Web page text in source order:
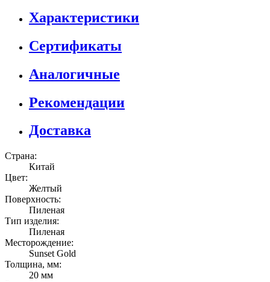
Характеристики
Сертификаты
Аналогичные
Рекомендации
Доставка
Страна:
Китай
Цвет:
Желтый
Поверхность:
Пиленая
Тип изделия:
Пиленая
Месторождение:
Sunset Gold
Толщина, мм:
20 мм